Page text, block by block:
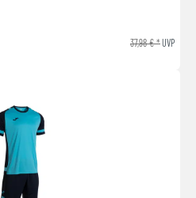
37,98 € *UVP